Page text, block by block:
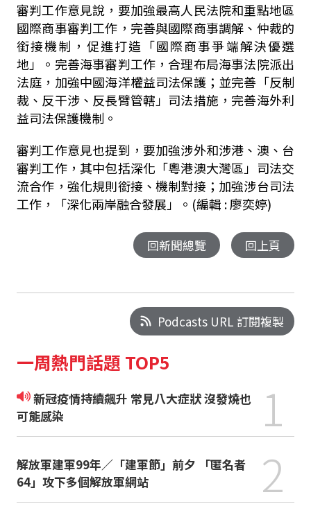
審判工作意見說，要加強最高人民法院和重點地區
國際商事審判工作，完善與國際商事調解、仲裁的
銜接機制，促進打造「國際商事爭端解決優選
地」。完善海事審判工作，合理布局海事法院派出
法庭，加強中國海洋權益司法保護；並完善「反制
裁、反干涉、反長臂管轄」司法措施，完善海外利
益司法保護機制。
審判工作意見也提到，要加強涉外和涉港、澳、台
審判工作，其中包括深化「粵港澳大灣區」司法交
流合作，強化規則銜接、機制對接；加強涉台司法
工作，「深化兩岸融合發展」。(編輯 : 廖奕婷)
回新聞總覽 回上頁
Podcasts URL 訂閱複製
一周熱門話題 TOP5
新冠疫情持續飆升 常見八大症狀 沒發燒也
可能感染
1
解放軍建軍99年／「建軍節」前夕 「匿名者
64」攻下多個解放軍網站
2